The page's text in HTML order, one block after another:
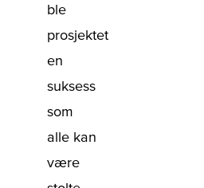
ble
prosjektet
en
suksess
som
alle kan
være